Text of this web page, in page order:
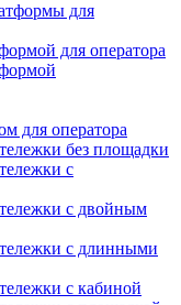
для
для оператора
для оператора
без площадки
с
с двойным
с длинными
с кабиной